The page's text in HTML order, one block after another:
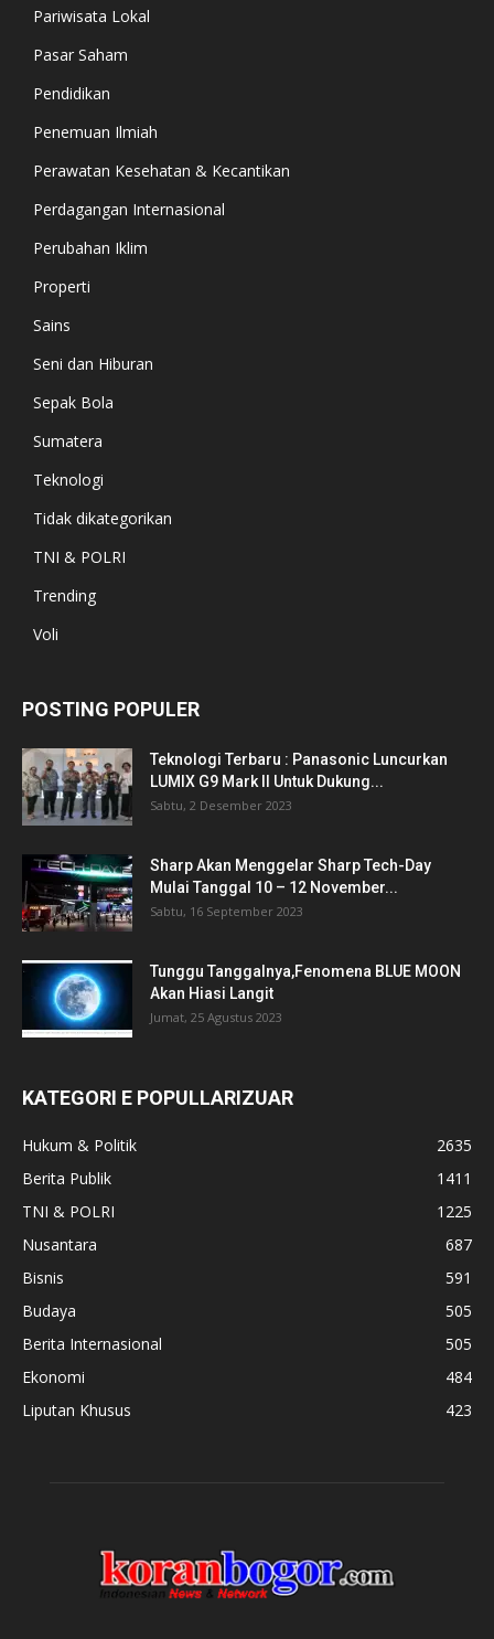
Pariwisata Lokal
Pasar Saham
Pendidikan
Penemuan Ilmiah
Perawatan Kesehatan & Kecantikan
Perdagangan Internasional
Perubahan Iklim
Properti
Sains
Seni dan Hiburan
Sepak Bola
Sumatera
Teknologi
Tidak dikategorikan
TNI & POLRI
Trending
Voli
POSTING POPULER
Teknologi Terbaru : Panasonic Luncurkan
LUMIX G9 Mark II Untuk Dukung...
Sabtu, 2 Desember 2023
Sharp Akan Menggelar Sharp Tech-Day
Mulai Tanggal 10 – 12 November...
Sabtu, 16 September 2023
Tunggu Tanggalnya,Fenomena BLUE MOON
Akan Hiasi Langit
Jumat, 25 Agustus 2023
KATEGORI E POPULLARIZUAR
Hukum & Politik
2635
Berita Publik
1411
TNI & POLRI
1225
Nusantara
687
Bisnis
591
Budaya
505
Berita Internasional
505
Ekonomi
484
Liputan Khusus
423